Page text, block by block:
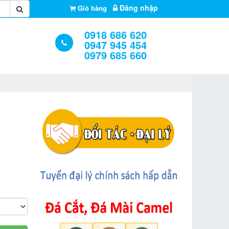
Giỏ hàng Đăng nhập
0918 686 620
0947 945 454
0979 685 660